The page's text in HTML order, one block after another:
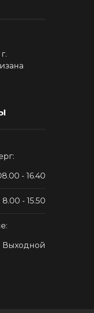
- 16.40
8.00 - 15.50
Выходной